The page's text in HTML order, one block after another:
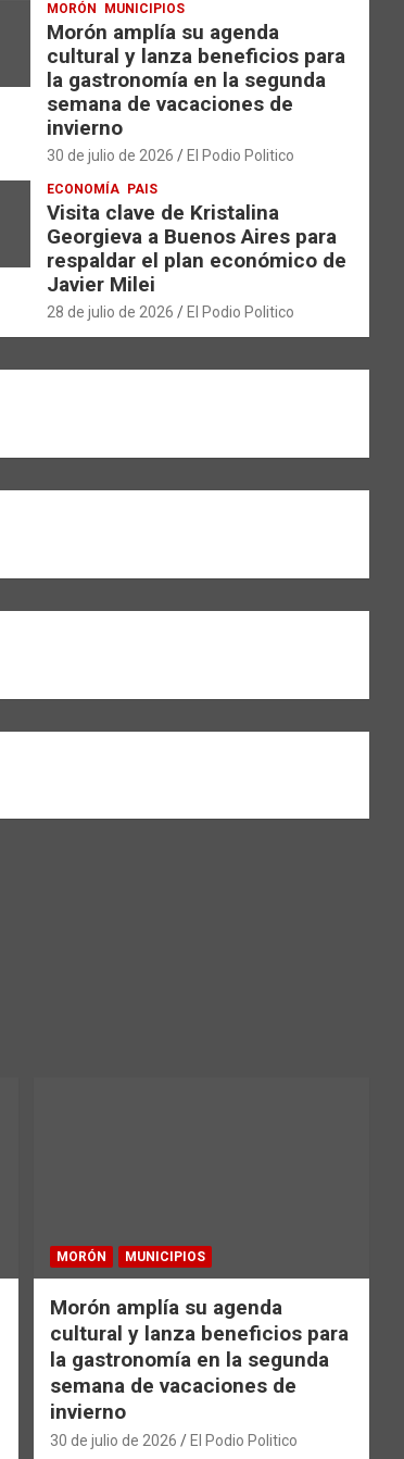
MORÓN MUNICIPIOS
Morón amplía su agenda
cultural y lanza beneficios para
la gastronomía en la segunda
semana de vacaciones de
invierno
30 de julio de 2026 El Podio Politico
ECONOMÍA PAIS
Visita clave de Kristalina
Georgieva a Buenos Aires para
respaldar el plan económico de
Javier Milei
28 de julio de 2026 El Podio Politico
MORÓN MUNICIPIOS
Morón amplía su agenda
cultural y lanza beneficios para
la gastronomía en la segunda
semana de vacaciones de
invierno
30 de julio de 2026 El Podio Politico